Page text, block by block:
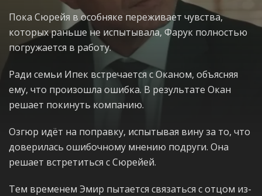
Пока Сюрейя в особняке переживает чувства,
которых раньше не испытывала, Фарук полностью
погружается в работу.
Ради семьи Ипек встречается с Оканом, объясняя
ему, что произошла ошибка. В результате Окан
решает покинуть компанию.
Озгюр идёт на поправку, испытывая вину за то, что
доверилась ошибочному мнению подруги. Она
решает встретиться с Сюрейей.
Тем временем Эмир пытается связаться с отцом из-